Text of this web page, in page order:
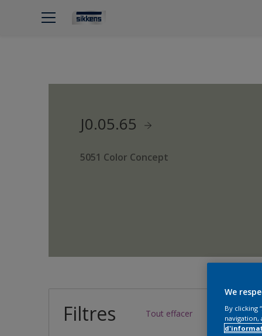
J0.05.65
5051 Color Concept
Filtres Tout effacer
46Nous
We
By clicking
navigation,